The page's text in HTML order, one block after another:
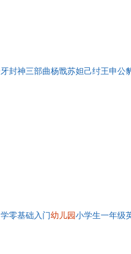
封神三部曲杨戬苏妲己纣王申公
零基础入门幼儿园 小学生一年级